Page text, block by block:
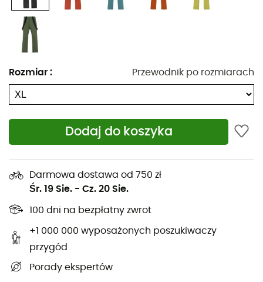
Rozmiar : Przewodnik po rozmiarach
Dodaj do koszyka
Darmowa dostawa od 750 zł
Śr. 19 Sie. - Cz. 20 Sie.
100 dni na bezpłatny zwrot
+1 000 000 wyposażonych poszukiwaczy
przygód
Porady ekspertów
oferuje wysokiej jakości wodoodporność i oddychalność
na zimowe przygody, profilowane nogawki oraz zamki
błyskawiczne przy kostkach, aby szybko zakładać i
zdejmować buty. Zostaw wszystkie swoje zmartwienia na
Materiał: 100% poliester
Bez PFC
Ergonomiczny, profilowany krój
Wodoodporność: 20 000 mm
Podklejane szwy
Odczepiane szelki
Elastyczne szelki pomagają utrzymać spodnie na
miejscu, ale można je również zdjąć